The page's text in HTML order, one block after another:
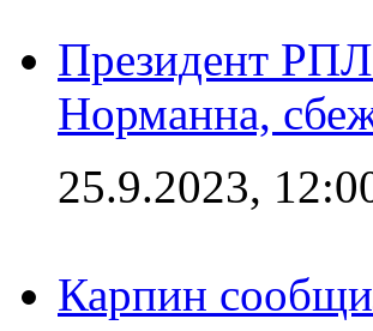
Президент РПЛ
Норманна,
25.9.2023,
Карпин